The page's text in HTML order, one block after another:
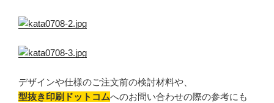
デザインや仕様のご注文前の検討材料や、
型抜き印刷ドットコムへのお問い合わせの際の参考にも